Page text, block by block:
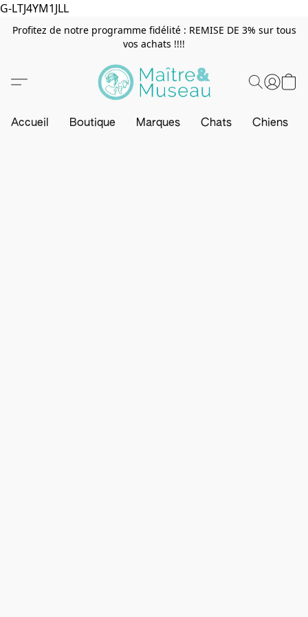
G-LTJ4YM1JLL
Profitez de notre programme fidélité : REMISE DE 3% sur tous
vos achats !!!!
Accueil Boutique Marques Chats Chiens